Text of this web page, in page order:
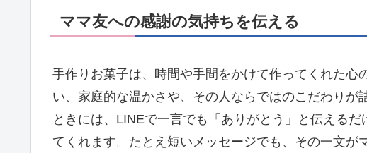
ママ友への感謝の気持ちを伝える
手作りお菓子は、時間や手間をかけて作ってくれた心
い、家庭的な温かさや、その人ならではのこだわりが
ときには、LINEで一言でも「ありがとう」と伝える
てくれます。たとえ短いメッセージでも、その一文が